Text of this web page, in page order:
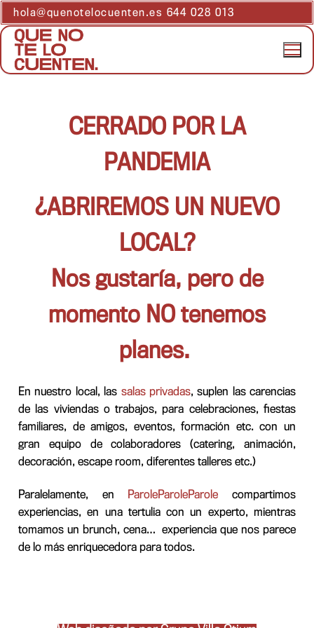
hola@quenotelocuenten.es 644 028 013
CERRADO POR LA
PANDEMIA
¿ABRIREMOS UN NUEVO
LOCAL?
Nos gustaría, pero de
momento NO tenemos
planes.
En nuestro local, las salas privadas, suplen las carencias
de las viviendas o trabajos, para celebraciones, fiestas
familiares, de amigos, eventos, formación etc. con un
gran equipo de colaboradores (catering, animación,
decoración, escape room, diferentes talleres etc.)
Paralelamente, en ParoleParoleParole compartimos
experiencias, en una tertulia con un experto, mientras
tomamos un brunch, cena… experiencia que nos parece
de lo más enriquecedora para todos.